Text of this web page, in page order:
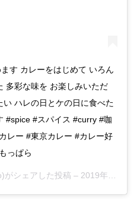
す カレーをはじめて いろん
多彩な味を お楽しみいただ
ハレの日とケの日に食べた
#spice #スパイス #curry #咖
レー #東京カレー #カレー好
っぱら
がシェアした投稿 – 2019年10月月17日午前8時24分PDT